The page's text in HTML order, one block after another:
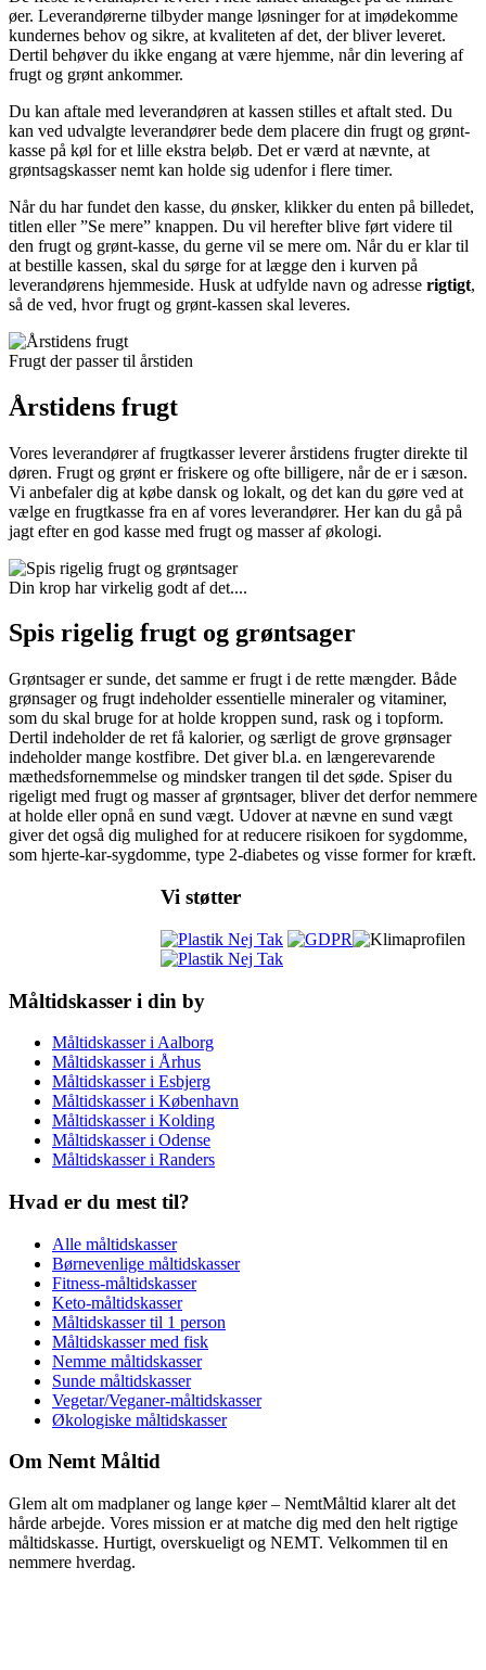
øer. Leverandørerne tilbyder mange løsninger for at imødekomme
kundernes behov og sikre, at kvaliteten af det, der bliver leveret.
Dertil behøver du ikke engang at være hjemme, når din levering af
frugt og grønt ankommer.
Du kan aftale med leverandøren at kassen stilles et aftalt sted. Du
kan ved udvalgte leverandører bede dem placere din frugt og grønt-
kasse på køl for et lille ekstra beløb. Det er værd at nævnte, at
grøntsagskasser nemt kan holde sig udenfor i flere timer.
Når du har fundet den kasse, du ønsker, klikker du enten på billedet,
titlen eller ”Se mere” knappen. Du vil herefter blive ført videre til
den frugt og grønt-kasse, du gerne vil se mere om. Når du er klar til
at bestille kassen, skal du sørge for at lægge den i kurven på
leverandørens hjemmeside. Husk at udfylde navn og adresse rigtigt,
så de ved, hvor frugt og grønt-kassen skal leveres.
Frugt der passer til årstiden
Årstidens frugt
Vores leverandører af frugtkasser leverer årstidens frugter direkte til
døren. Frugt og grønt er friskere og ofte billigere, når de er i sæson.
Vi anbefaler dig at købe dansk og lokalt, og det kan du gøre ved at
vælge en frugtkasse fra en af vores leverandører. Her kan du gå på
jagt efter en god kasse med frugt og masser af økologi.
Din krop har virkelig godt af det....
Spis rigelig frugt og grøntsager
Grøntsager er sunde, det samme er frugt i de rette mængder. Både
grønsager og frugt indeholder essentielle mineraler og vitaminer,
som du skal bruge for at holde kroppen sund, rask og i topform.
Dertil indeholder de ret få kalorier, og særligt de grove grønsager
indeholder mange kostfibre. Det giver bl.a. en længerevarende
mæthedsfornemmelse og mindsker trangen til det søde. Spiser du
rigeligt med frugt og masser af grøntsager, bliver det derfor nemmere
at holde eller opnå en sund vægt. Udover at nævne en sund vægt
giver det også dig mulighed for at reducere risikoen for sygdomme,
som hjerte-kar-sygdomme, type 2-diabetes og visse former for kræft.
Vi støtter
Måltidskasser i din by
Måltidskasser i Aalborg
Måltidskasser i Århus
Måltidskasser i Esbjerg
Måltidskasser i København
Måltidskasser i Kolding
Måltidskasser i Odense
Måltidskasser i Randers
Hvad er du mest til?
Alle måltidskasser
Børnevenlige måltidskasser
Fitness-måltidskasser
Keto-måltidskasser
Måltidskasser til 1 person
Måltidskasser med fisk
Nemme måltidskasser
Sunde måltidskasser
Vegetar/Veganer-måltidskasser
Økologiske måltidskasser
Om Nemt Måltid
Glem alt om madplaner og lange køer – NemtMåltid klarer alt det
hårde arbejde. Vores mission er at matche dig med den helt rigtige
måltidskasse. Hurtigt, overskueligt og NEMT. Velkommen til en
nemmere hverdag.